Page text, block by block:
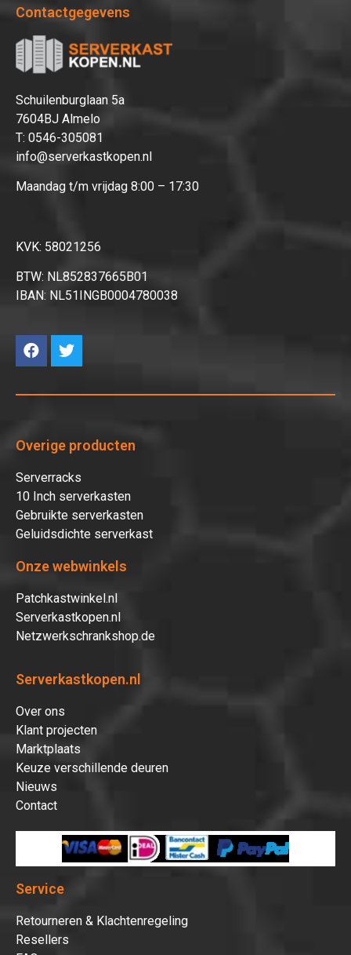
Contactgegevens
Schuilenburglaan 5a
7604BJ Almelo
T: 0546-305081
info@serverkastkopen.nl
Maandag t/m vrijdag 8:00 – 17:30
KVK: 58021256
BTW: NL852837665B01
IBAN: NL51INGB0004780038
Overige producten
Serverracks
10 Inch serverkasten
Gebruikte serverkasten
Geluidsdichte serverkast
Onze webwinkels
Patchkastwinkel.nl
Serverkastkopen.nl
Netzwerkschrankshop.de
Serverkastkopen.nl
Over ons
Klant projecten
Marktplaats
Keuze verschillende deuren
Nieuws
Contact
Service
Retourneren & Klachtenregeling
Resellers